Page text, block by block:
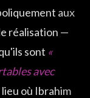
aux
réalisation —
sont «
avec
où Ibrahim